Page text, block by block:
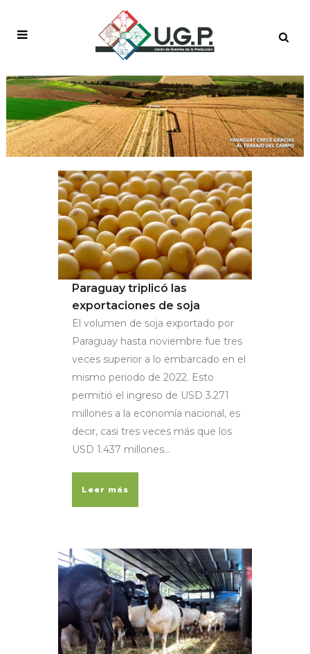
AUTHOR: USERUGP
Paraguay triplicó las
exportaciones de soja
El volumen de soja exportado por
Paraguay hasta noviembre fue tres
veces superior a lo embarcado en el
mismo periodo de 2022. Esto
permitió el ingreso de USD 3.271
millones a la economía nacional, es
decir, casi tres veces más que los
USD 1.437 millones...
Leer más